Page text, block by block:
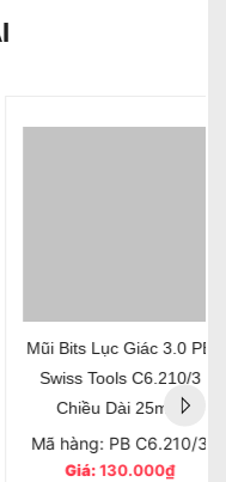
Mũi Bits Lục Giác 3.0 PB
Swiss Tools C6.210/3
Chiều Dài 25mm
Mã hàng: PB C6.210/3
130.000₫